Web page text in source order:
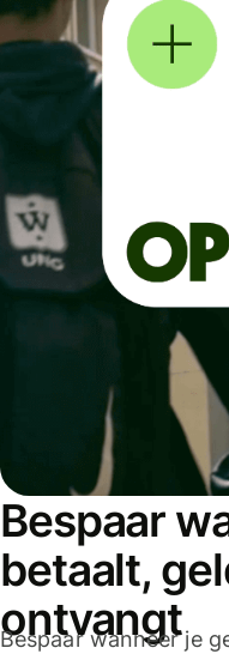
Bespaar
betaalt,
ontvangt
Bespaar wanneer je